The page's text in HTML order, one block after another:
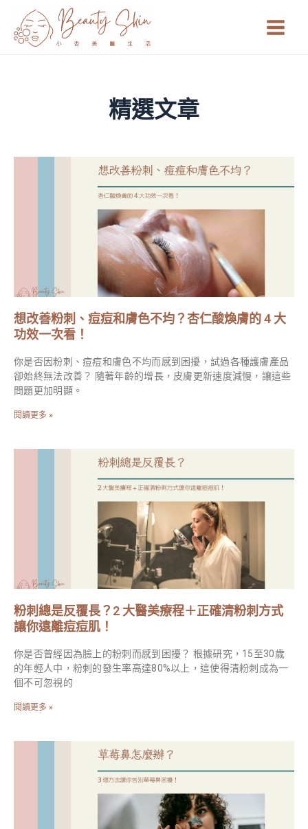
Main
精選文章
想改善粉刺、痘痘和膚色不均？杏仁酸煥膚的 4 大
功效一次看！
你是否因粉刺、痘痘和膚色不均而感到困擾，試過各種護膚產品
卻始終無法改善？ 隨著年齡的增長，皮膚更新速度減慢，讓這些
問題更加明顯。
閱讀更多 »
粉刺總是反覆長？2 大醫美療程＋正確清粉刺方式
讓你遠離痘痘肌！
你是否曾經因為臉上的粉刺而感到困擾？ 根據研究，15至30歲
的年輕人中，粉刺的發生率高達80%以上，這使得清粉刺成為一
個不可忽視的
閱讀更多 »
頁
面
頁
面
頁
面
頁
面
頁
面
頁
面
頁
面
頁
面
頁
面